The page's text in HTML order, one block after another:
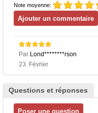
Note moyenne:
Par Lond********rson
23. Février
Questions et réponses